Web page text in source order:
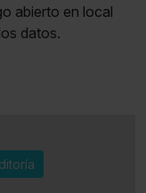
abierto en local
datos.